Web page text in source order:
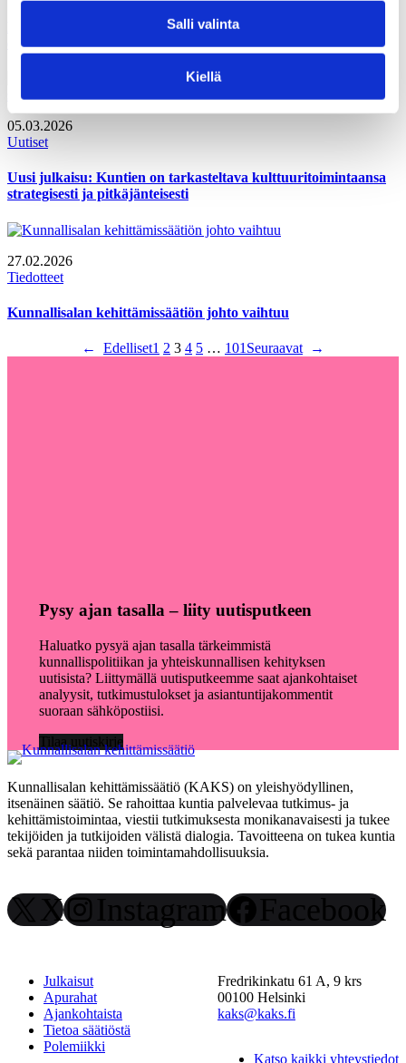
Salli valinta
Kiellä
KAKSin uusi puheenjohtajisto ja hallituksen jäsenet
esittäytyvät
05.03.2026
Uutiset
Uusi julkaisu: Kuntien on tarkasteltava kulttuuritoimintaansa
strategisesti ja pitkäjänteisesti
27.02.2026
Tiedotteet
Kunnallisalan kehittämissäätiön johto vaihtuu
← Edelliset1 2 3 4 5 … 101 Seuraavat →
Pysy ajan tasalla – liity uutisputkeen
Haluatko pysyä ajan tasalla tärkeimmistä
kunnallispolitiikan ja yhteiskunnallisen kehityksen
uutisista? Liittymällä uutisputkeemme saat ajankohtaiset
analyysit, tutkimustulokset ja asiantuntijakommentit
suoraan sähköpostiisi.
Tilaa uutiskirje
Kunnallisalan kehittämissäätiö (KAKS) on yleishyödyllinen,
itsenäinen säätiö. Se rahoittaa kuntia palvelevaa tutkimus- ja
kehittämistoimintaa, viestii tutkimuksesta monikanavaisesti ja tukee
tekijöiden ja tutkijoiden välistä dialogia. Tavoitteena on tukea kuntia
sekä parantaa niiden toimintamahdollisuuksia.
X Instagram Facebook
Julkaisut
Apurahat
Ajankohtaista
Tietoa säätiöstä
Polemiikki
Fredrikinkatu 61 A, 9 krs
00100 Helsinki
kaks@kaks.fi
Katso kaikki yhteystiedot